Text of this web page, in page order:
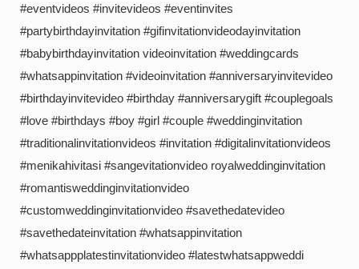
#eventvideos #invitevideos #eventinvites
#partybirthdayinvitation #gifinvitationvideodayinvitation
#babybirthdayinvitation videoinvitation #weddingcards
#whatsappinvitation #videoinvitation #anniversaryinvitevideo
#birthdayinvitevideo #birthday #anniversarygift #couplegoals
#love #birthdays #boy #girl #couple #weddinginvitation
#traditionalinvitationvideos #invitation #digitalinvitationvideos
#menikahivitasi #sangevitationvideo royalweddinginvitation
#romantisweddinginvitationvideo
#customweddinginvitationvideo #savethedatevideo
#savethedateinvitation #whatsappinvitation
#whatsappplatestinvitationvideo #latestwhatsappweddi